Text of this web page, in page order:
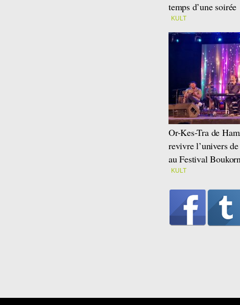
temps d’une soirée
KULT
Or-Kes-Tra de
revivre l’univers
au Festival
KULT